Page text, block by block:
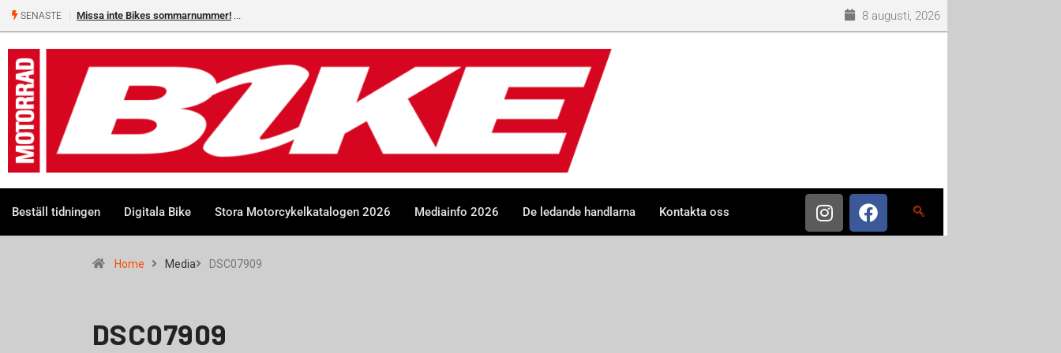
SENASTE Missa inte Bikes sommarnummer! 8 augusti, 2026
Beställ tidningen Digitala Bike Stora Motorcykelkatalogen 2026 Mediainfo 2026 De ledande handlarna Kontakta oss
Home Media DSC07909
DSC07909